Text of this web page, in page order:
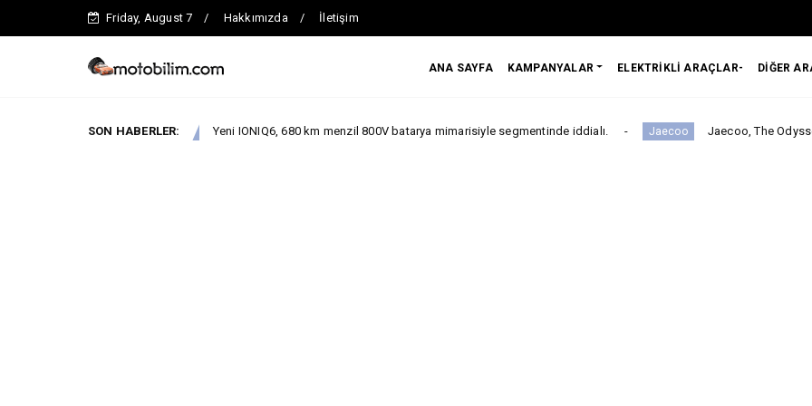
Friday, August 7 Hakkımızda İletişim
ANA SAYFA KAMPANYALAR ELEKTRİKLİ ARAÇLAR- DİĞER
SON HABERLER:
ARAÇLAR Yeni IONIQ6, 680 km menzil 800V batarya mimarisiyle segmentinde iddialı. Jaecoo Jaecoo, The Odyssey ile Global İş